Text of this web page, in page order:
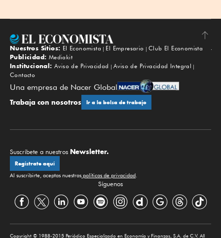
Subir
Nuestros Sitios: El Economista El Empresario
Club El Economista
Publicidad: Mediakit
Institucional: Aviso de Privacidad
Aviso de Privacidad Integral
Contacto
Una empresa de Nacer Global
Trabaja con nosotros Ir a la bolsa de trabajo
Suscríbete a nuestros Newsletter.
Regístrate aquí
Al suscribirte, aceptas nuestras políticas de privacidad.
Síguenos
Copyright © 1988-2015 Periódico Especializado en Economía y Finanzas, S.A. de C.V. All